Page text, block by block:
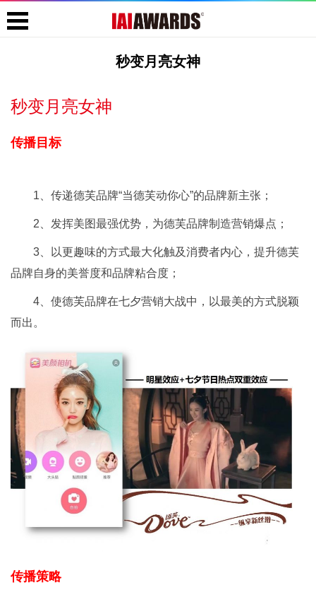
秒变月亮女神
秒变月亮女神
传播目标
1、传递德芙品牌“当德芙动你心”的品牌新主张；
2、发挥美图最强优势，为德芙品牌制造营销爆点；
3、以更趣味的方式最大化触及消费者内心，提升德芙
品牌自身的美誉度和品牌粘合度；
4、使德芙品牌在七夕营销大战中，以最美的方式脱颖
而出。
传播策略